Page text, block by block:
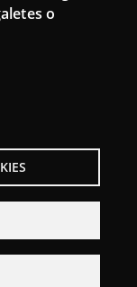
o
Accesibilidad